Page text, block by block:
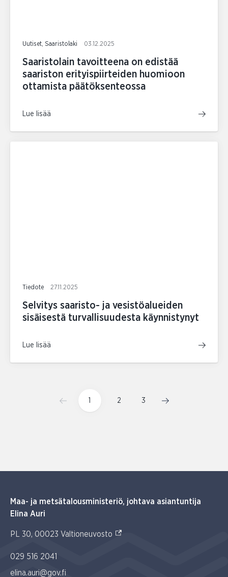
Uutiset, Saaristolaki 03.12.2025
Saaristolain tavoitteena on edistää
saariston erityispiirteiden huomioon
ottamista päätöksenteossa
Lue lisää
Tiedote 27.11.2025
Selvitys saaristo- ja vesistöalueiden
sisäisestä turvallisuudesta käynnistynyt
Lue lisää
1 2 3
Maa- ja metsätalousministeriö, johtava asiantuntija
Elina Auri
PL 30, 00023 Valtioneuvosto (Ulkoinen linkki)
029 516 2041
elina.auri@gov.fi